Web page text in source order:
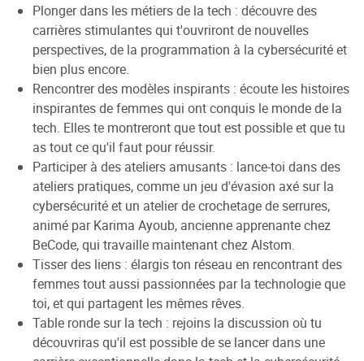
Plonger dans les métiers de la tech : découvre des
carrières stimulantes qui t'ouvriront de nouvelles
perspectives, de la programmation à la cybersécurité et
bien plus encore.
Rencontrer des modèles inspirants : écoute les histoires
inspirantes de femmes qui ont conquis le monde de la
tech. Elles te montreront que tout est possible et que tu
as tout ce qu'il faut pour réussir.
Participer à des ateliers amusants : lance-toi dans des
ateliers pratiques, comme un jeu d'évasion axé sur la
cybersécurité et un atelier de crochetage de serrures,
animé par Karima Ayoub, ancienne apprenante chez
BeCode, qui travaille maintenant chez Alstom.
Tisser des liens : élargis ton réseau en rencontrant des
femmes tout aussi passionnées par la technologie que
toi, et qui partagent les mêmes rêves.
Table ronde sur la tech : rejoins la discussion où tu
découvriras qu'il est possible de se lancer dans une